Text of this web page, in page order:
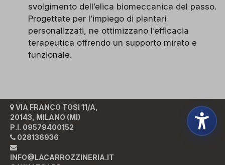
svolgimento dell’elica biomeccanica del passo.
Progettate per l’impiego di plantari
personalizzati, ne ottimizzano l’efficacia
terapeutica offrendo un supporto mirato e
funzionale.
VIA FRANCO TOSI 11/A,
20143, MILANO (MI)
P.I. 09579400152
028136936
INFO@LACARROZZINERIA.IT